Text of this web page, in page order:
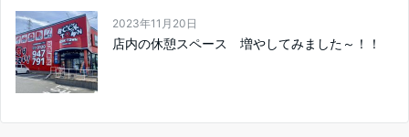
2023年11月20日
店内の休憩スペース 増やしてみました～！！